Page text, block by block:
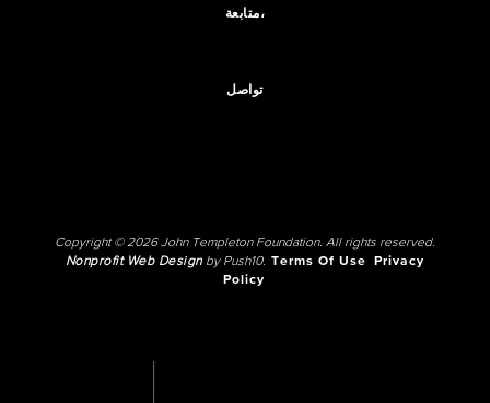
متابعة،
تواصل
Copyright © 2026 John Templeton Foundation. All rights reserved.
Nonprofit Web Designby Push10. Terms Of Use
Privacy
Policy